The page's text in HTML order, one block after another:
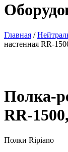
Главная /
настенная RR-
Полка-
RR-
Полки Ripiano